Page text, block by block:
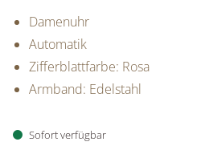
Damenuhr
Automatik
Zifferblattfarbe: Rosa
Armband: Edelstahl
Sofort verfügbar